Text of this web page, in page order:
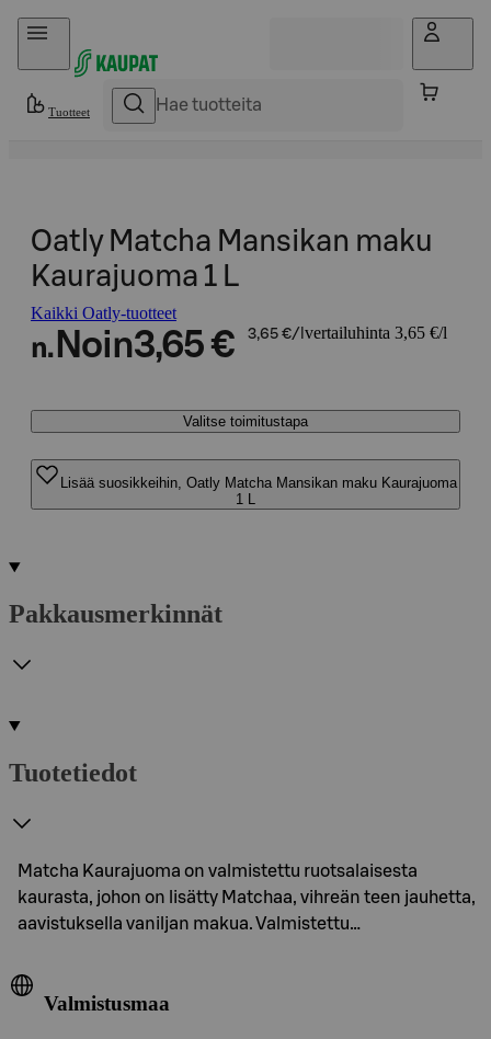
Hyppää sisältöön
Tuotteet
Oatly Matcha Mansikan maku
Kaurajuoma 1 L
Kaikki Oatly-tuotteet
n. Noin3,65 € 3,65 €/l vertailuhinta 3,65 €/l
Valitse toimitustapa
Lisää suosikkeihin, Oatly Matcha Mansikan maku Kaurajuoma
1 L
Pakkausmerkinnät
Tuotetiedot
Matcha Kaurajuoma on valmistettu ruotsalaisesta
kaurasta, johon on lisätty Matchaa, vihreän teen jauhetta,
aavistuksella vaniljan makua. Valmistettu…
Valmistusmaa